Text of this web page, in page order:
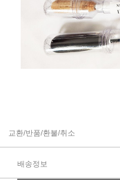
교환/반품/환불/취소
배송정보